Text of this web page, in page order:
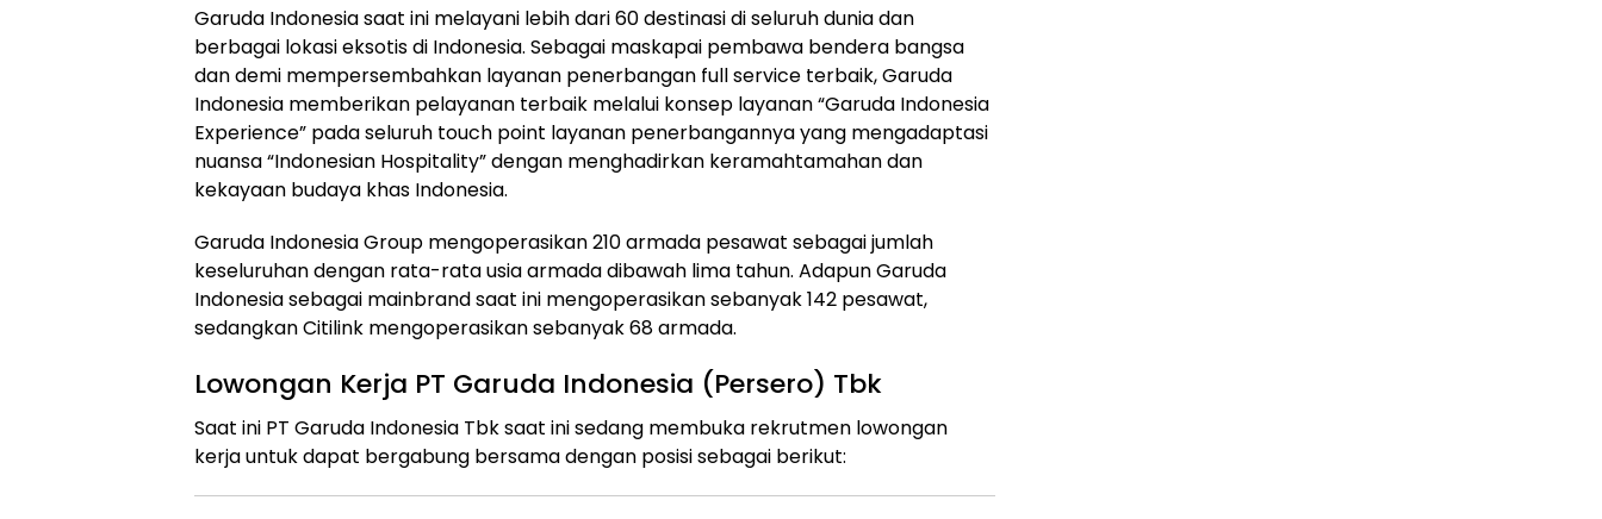
Garuda Indonesia saat ini melayani lebih dari 60 destinasi di seluruh dunia dan
berbagai lokasi eksotis di Indonesia. Sebagai maskapai pembawa bendera bangsa
dan demi mempersembahkan layanan penerbangan full service terbaik, Garuda
Indonesia memberikan pelayanan terbaik melalui konsep layanan “Garuda Indonesia
Experience” pada seluruh touch point layanan penerbangannya yang mengadaptasi
nuansa “Indonesian Hospitality” dengan menghadirkan keramahtamahan dan
kekayaan budaya khas Indonesia.
Garuda Indonesia Group mengoperasikan 210 armada pesawat sebagai jumlah
keseluruhan dengan rata-rata usia armada dibawah lima tahun. Adapun Garuda
Indonesia sebagai mainbrand saat ini mengoperasikan sebanyak 142 pesawat,
sedangkan Citilink mengoperasikan sebanyak 68 armada.
Lowongan Kerja PT Garuda Indonesia (Persero) Tbk
Saat ini PT Garuda Indonesia Tbk saat ini sedang membuka rekrutmen lowongan
kerja untuk dapat bergabung bersama dengan posisi sebagai berikut: